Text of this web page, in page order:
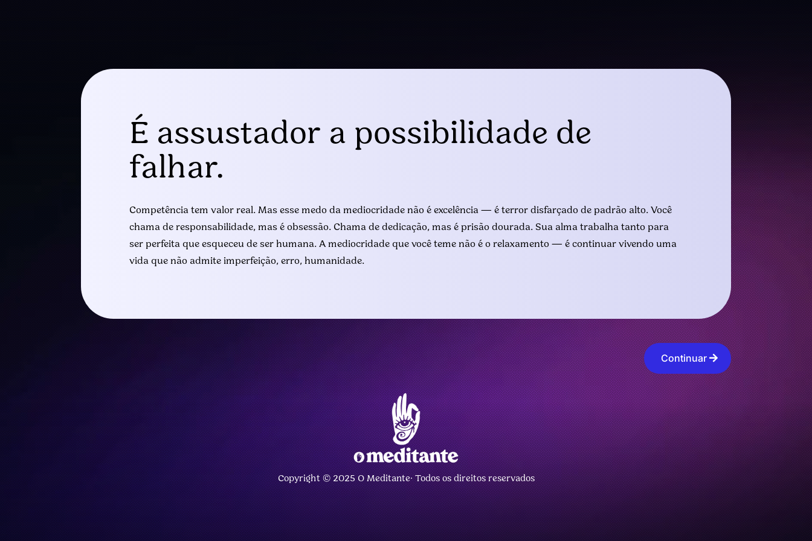
É assustador a possibilidade de
falhar.
Competência tem valor real. Mas esse medo da mediocridade não é excelência — é terror disfarçado de padrão alto. Você
chama de responsabilidade, mas é obsessão. Chama de dedicação, mas é prisão dourada. Sua alma trabalha tanto para
ser perfeita que esqueceu de ser humana. A mediocridade que você teme não é o relaxamento — é continuar vivendo uma
vida que não admite imperfeição, erro, humanidade.
Continuar
Copyright © 2025 O Meditante· Todos os direitos reservados